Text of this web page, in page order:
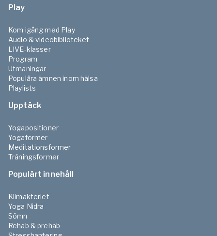
Play
Kom igång med Play
Audio & videobiblioteket
LIVE-klasser
Program
Utmaningar
Populära ämnen inom hälsa
Playlists
Upptäck
Yogapositioner
Yogaformer
Meditationsformer
Träningsformer
Populärt innehåll
Klimakteriet
Yoga Nidra
Sömn
Rehab & prehab